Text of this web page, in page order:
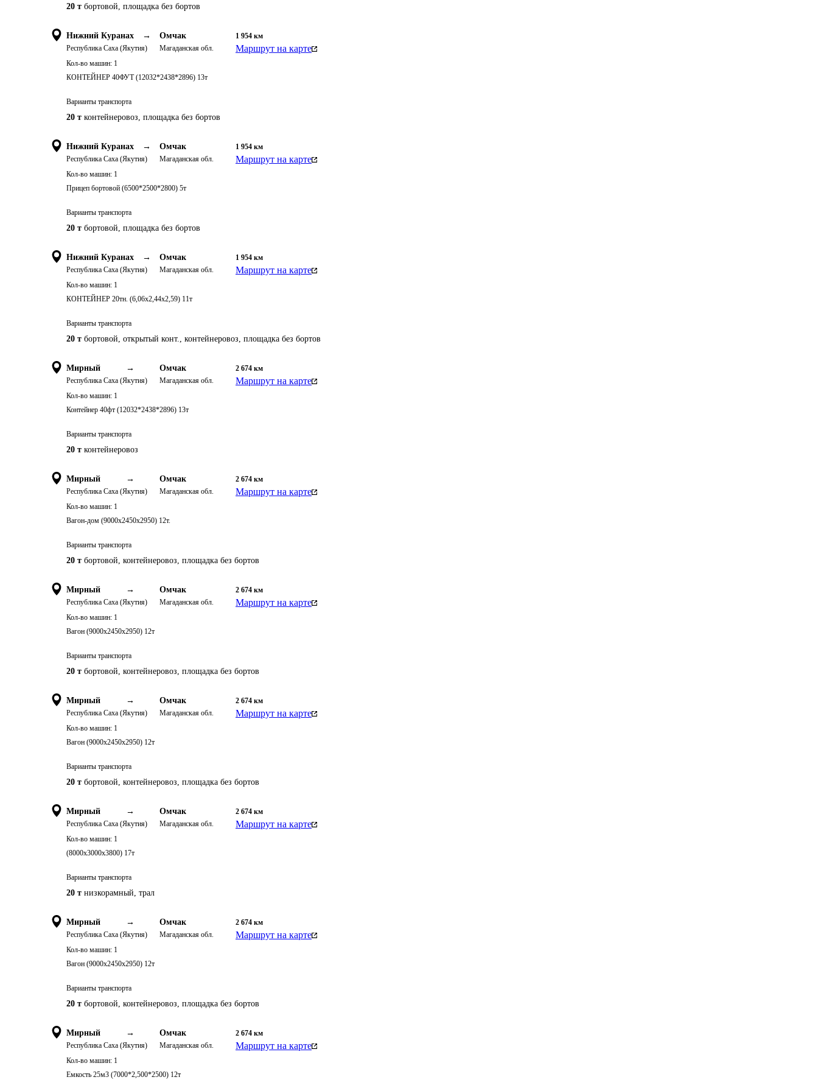
20 т бортовой, площадка без бортов
Нижний Куранах →
Республика Саха (Якутия)
Омчак
Магаданская обл.
1 954 км
Маршрут на карте
Кол-во машин: 1
КОНТЕЙНЕР 40ФУТ (12032*2438*2896) 13т
Варианты транспорта
20 т контейнеровоз, площадка без бортов
Нижний Куранах →
Республика Саха (Якутия)
Омчак
Магаданская обл.
1 954 км
Маршрут на карте
Кол-во машин: 1
Прицеп бортовой (6500*2500*2800) 5т
Варианты транспорта
20 т бортовой, площадка без бортов
Нижний Куранах →
Республика Саха (Якутия)
Омчак
Магаданская обл.
1 954 км
Маршрут на карте
Кол-во машин: 1
КОНТЕЙНЕР 20тн. (6,06х2,44х2,59) 11т
Варианты транспорта
20 т бортовой, открытый конт., контейнеровоз, площадка без бортов
Мирный →
Республика Саха (Якутия)
Омчак
Магаданская обл.
2 674 км
Маршрут на карте
Кол-во машин: 1
Контейнер 40фт (12032*2438*2896) 13т
Варианты транспорта
20 т контейнеровоз
Мирный →
Республика Саха (Якутия)
Омчак
Магаданская обл.
2 674 км
Маршрут на карте
Кол-во машин: 1
Вагон-дом (9000х2450х2950) 12т.
Варианты транспорта
20 т бортовой, контейнеровоз, площадка без бортов
Мирный →
Республика Саха (Якутия)
Омчак
Магаданская обл.
2 674 км
Маршрут на карте
Кол-во машин: 1
Вагон (9000х2450х2950) 12т
Варианты транспорта
20 т бортовой, контейнеровоз, площадка без бортов
Мирный →
Республика Саха (Якутия)
Омчак
Магаданская обл.
2 674 км
Маршрут на карте
Кол-во машин: 1
Вагон (9000х2450х2950) 12т
Варианты транспорта
20 т бортовой, контейнеровоз, площадка без бортов
Мирный →
Республика Саха (Якутия)
Омчак
Магаданская обл.
2 674 км
Маршрут на карте
Кол-во машин: 1
(8000х3000х3800) 17т
Варианты транспорта
20 т низкорамный, трал
Мирный →
Республика Саха (Якутия)
Омчак
Магаданская обл.
2 674 км
Маршрут на карте
Кол-во машин: 1
Вагон (9000х2450х2950) 12т
Варианты транспорта
20 т бортовой, контейнеровоз, площадка без бортов
Мирный →
Республика Саха (Якутия)
Омчак
Магаданская обл.
2 674 км
Маршрут на карте
Кол-во машин: 1
Емкость 25м3 (7000*2,500*2500) 12т